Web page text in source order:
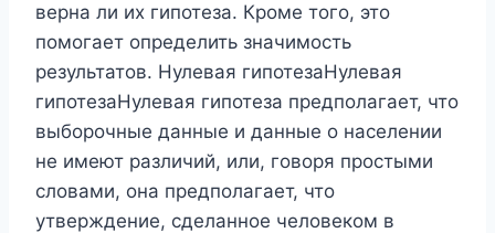
верна ли их гипотеза. Кроме того, это
помогает определить значимость
результатов. Нулевая гипотезаНулевая
гипотезаНулевая гипотеза предполагает, что
выборочные данные и данные о населении
не имеют различий, или, говоря простыми
словами, она предполагает, что
утверждение, сделанное человеком в